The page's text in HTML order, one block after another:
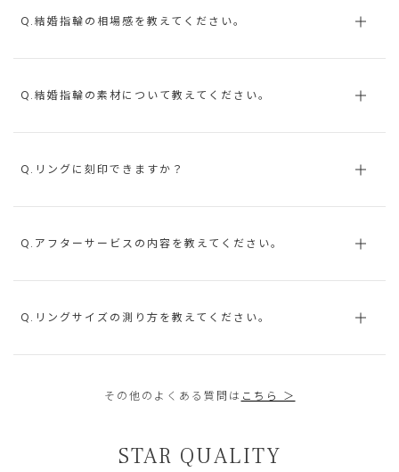
Q.結婚指輪の相場感を教えてください。
Q.結婚指輪の素材について教えてください。
Q.リングに刻印できますか？
Q.アフターサービスの内容を教えてください。
Q.リングサイズの測り方を教えてください。
その他のよくある質問は こちら ＞
STAR QUALITY